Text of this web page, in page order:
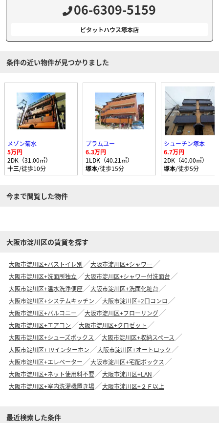
06-6309-5159
ピタットハウス塚本店
条件の近い物件が見つかりました
メゾン菊水
5万円
2DK（31.00㎡）
十三/徒歩10分
プラムユー
6.3万円
1LDK（40.21㎡）
塚本/徒歩15分
シューチン塚本
6.7万円
2DK（40.00㎡）
塚本/徒歩5分
今まで閲覧した物件
大阪市淀川区の賃貸を探す
大阪市淀川区+バストイレ別
大阪市淀川区+シャワー
大阪市淀川区+洗面所独立
大阪市淀川区+シャワー付洗面台
大阪市淀川区+温水洗浄便座
大阪市淀川区+洗面化粧台
大阪市淀川区+システムキッチン
大阪市淀川区+2口コンロ
大阪市淀川区+バルコニー
大阪市淀川区+フローリング
大阪市淀川区+エアコン
大阪市淀川区+クロゼット
大阪市淀川区+シューズボックス
大阪市淀川区+収納スペース
大阪市淀川区+TVインターホン
大阪市淀川区+オートロック
大阪市淀川区+エレベーター
大阪市淀川区+宅配ボックス
大阪市淀川区+ネット使用料不要
大阪市淀川区+LAN
大阪市淀川区+室内洗濯機置き場
大阪市淀川区+２Ｆ以上
最近検索した条件